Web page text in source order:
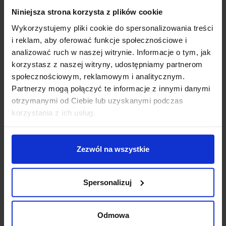
Niniejsza strona korzysta z plików cookie
Wykorzystujemy pliki cookie do spersonalizowania treści
i reklam, aby oferować funkcje społecznościowe i
analizować ruch w naszej witrynie. Informacje o tym, jak
korzystasz z naszej witryny, udostępniamy partnerom
społecznościowym, reklamowym i analitycznym.
Partnerzy mogą połączyć te informacje z innymi danymi
otrzymanymi od Ciebie lub uzyskanymi podczas
korzystania z ich usług.
Zezwól na wszystkie
Spersonalizuj
Odmowa
Opis
Parametry:
wysokość (cm): 150
średnica klosza (cm): 18
ilość źródeł: 1
rodzaj trzonka: LED zintegrowany
max moc źródła: 6W
strumień światła: 294lm
barwa światła: 3000K
materiał: aluminium
IP: 65